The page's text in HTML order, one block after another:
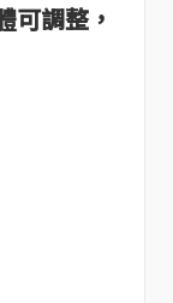
可調整，